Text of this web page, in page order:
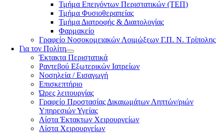
Τμήμα Επειγόντων Περιστατικών (ΤΕΠ)
Τμήμα Φυσιοθεραπείας
Τμήμα Διατροφής & Διαιτολογίας
Φαρμακείο
Γραφείο Νοσοκομειακών Λοιμώξεων Γ.Π. Ν. Τρίπολης
Για τον Πολίτη
Έκτακτα Περιστατικά
Ραντεβού Εξωτερικών Ιατρείων
Νοσηλεία / Εισαγωγή
Επισκεπτήριο
Ώρες λειτουργίας
Γραφείο Προστασίας Δικαιωμάτων Ληπτών/ριών
Υπηρεσιών Υγείας
Λίστα Έκτακτων Χειρουργείων
Λίστα Χειρουργείων